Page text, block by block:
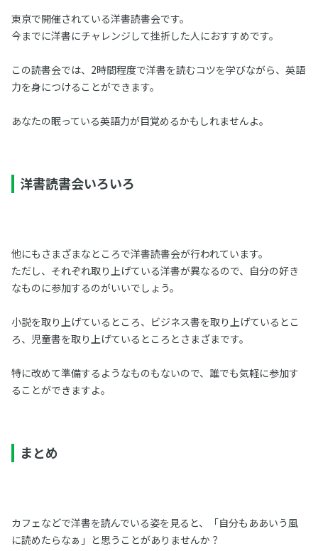
東京で開催されている洋書読書会です。
今までに洋書にチャレンジして挫折した人におすすめです。
この読書会では、2時間程度で洋書を読むコツを学びながら、英語
力を身につけることができます。
あなたの眠っている英語力が目覚めるかもしれませんよ。
洋書読書会いろいろ
他にもさまざまなところで洋書読書会が行われています。
ただし、それぞれ取り上げている洋書が異なるので、自分の好き
なものに参加するのがいいでしょう。
小説を取り上げているところ、ビジネス書を取り上げているとこ
ろ、児童書を取り上げているところとさまざまです。
特に改めて準備するようなものもないので、誰でも気軽に参加す
ることができますよ。
まとめ
カフェなどで洋書を読んでいる姿を見ると、「自分もああいう風
に読めたらなぁ」と思うことがありませんか？